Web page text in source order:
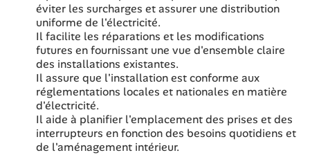
éviter les surcharges et assurer une distribution
uniforme de l'électricité.
Il facilite les réparations et les modifications
futures en fournissant une vue d'ensemble claire
des installations existantes.
Il assure que l'installation est conforme aux
réglementations locales et nationales en matière
d'électricité.
Il aide à planifier l'emplacement des prises et des
interrupteurs en fonction des besoins quotidiens et
de l'aménagement intérieur.